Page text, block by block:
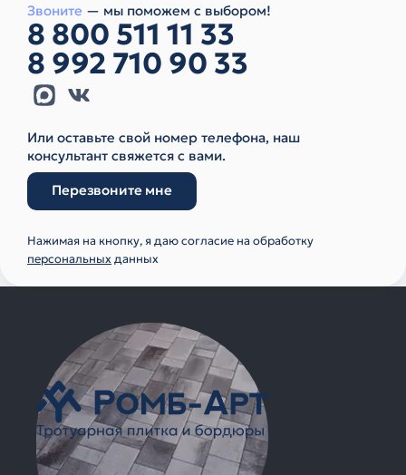
Звоните — мы поможем с выбором!
8 800 511 11 33
8 992 710 90 33
Или оставьте свой номер телефона, наш
консультант свяжется с вами.
Перезвоните мне
Нажимая на кнопку, я даю согласие на обработку
персональныхданных